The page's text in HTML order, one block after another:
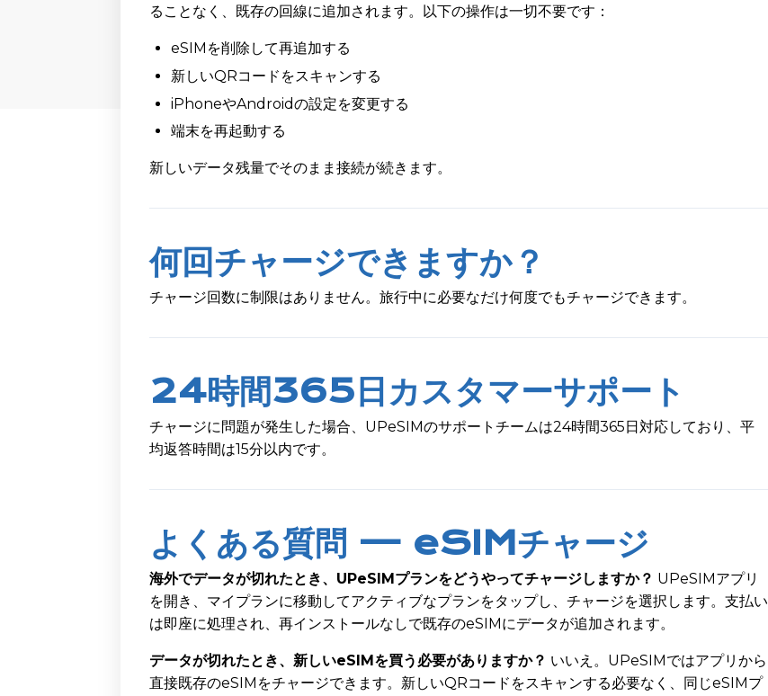
ることなく、既存の回線に追加されます。以下の操作は一切不要です：
eSIMを削除して再追加する
新しいQRコードをスキャンする
iPhoneやAndroidの設定を変更する
端末を再起動する
新しいデータ残量でそのまま接続が続きます。
何回チャージできますか？
チャージ回数に制限はありません。旅行中に必要なだけ何度でもチャージできます。
24時間365日カスタマーサポート
チャージに問題が発生した場合、UPeSIMのサポートチームは24時間365日対応しており、平
均返答時間は15分以内です。
よくある質問 — eSIMチャージ
海外でデータが切れたとき、UPeSIMプランをどうやってチャージしますか？ UPeSIMアプリ
を開き、マイプランに移動してアクティブなプランをタップし、チャージを選択します。支払い
は即座に処理され、再インストールなしで既存のeSIMにデータが追加されます。
データが切れたとき、新しいeSIMを買う必要がありますか？ いいえ。UPeSIMではアプリから
直接既存のeSIMをチャージできます。新しいQRコードをスキャンする必要なく、同じeSIMプ